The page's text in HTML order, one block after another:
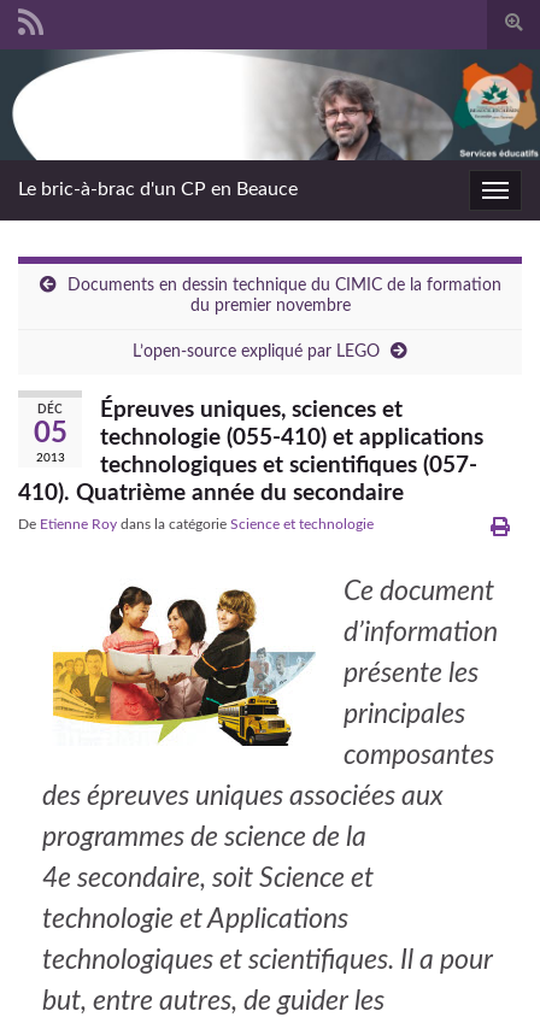
form
Le bric-à-brac d'un CP en Beauce
Documents en dessin technique du CIMIC de la formation
du premier novembre
L’open-source expliqué par LEGO
DÉC
05
2013
Épreuves uniques, sciences et
technologie (055-410) et applications
technologiques et scientifiques (057-
410). Quatrième année du secondaire
De Etienne Roy dans la catégorie Science et technologie
Ce document
d’information
présente les
principales
composantes
des épreuves uniques associées aux
programmes de science de la
4e secondaire, soit Science et
technologie et Applications
technologiques et scientifiques. Il a pour
but, entre autres, de guider les